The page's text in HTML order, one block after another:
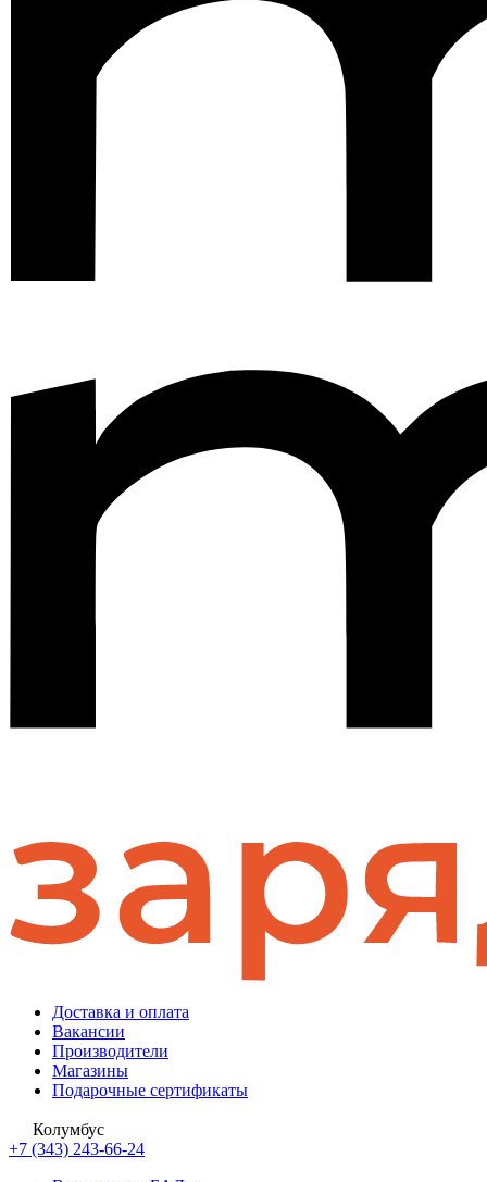
Доставка и оплата
Вакансии
Производители
Магазины
Подарочные сертификаты
Колумбус
+7 (343) 243-66-24